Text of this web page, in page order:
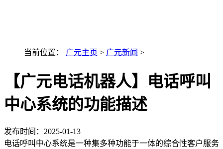
当前位置： 广元主页 > 广元新闻 >
【广元电话机器人】电话呼叫
中心系统的功能描述
发布时间： 2025-01-13
电话呼叫中心系统是一种集多种功能于一体的综合性客户服务